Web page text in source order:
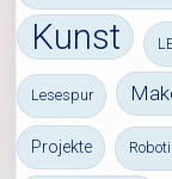
Kunst
Lesespur
Projekte